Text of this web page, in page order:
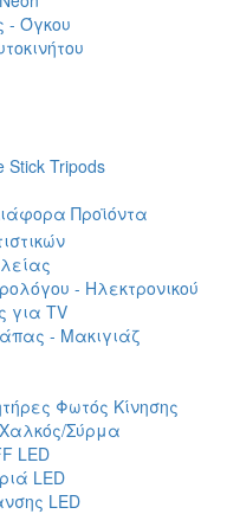
- Όγκου
Stick Tripods
Προϊόντα
- Ηλεκτρονικού
για TV
- Μακιγιάζ
Φωτός Κίνησης
Σύρμα
LED
LED
LED